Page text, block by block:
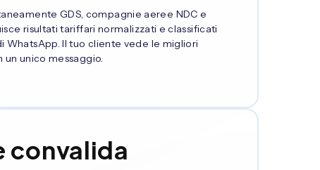
GDS, compagnie aeree NDC e
risultati tariffari normalizzati e classificati
Il tuo cliente vede le migliori
unico messaggio.
convalida